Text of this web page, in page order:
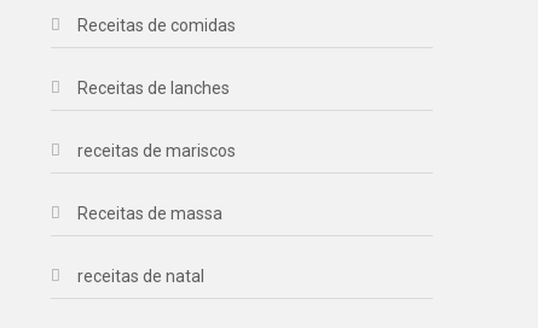
Receitas de comidas
Receitas de lanches
receitas de mariscos
Receitas de massa
receitas de natal